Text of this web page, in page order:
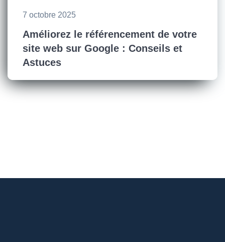
7 octobre 2025
Améliorez le référencement de votre
site web sur Google : Conseils et
Astuces